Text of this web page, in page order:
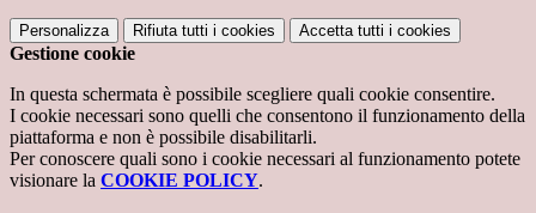
Personalizza Rifiuta tutti i cookies Accetta tutti i cookies
Gestione cookie
In questa schermata è possibile scegliere quali cookie consentire.
I cookie necessari sono quelli che consentono il funzionamento della
piattaforma e non è possibile disabilitarli.
Per conoscere quali sono i cookie necessari al funzionamento potete
visionare la COOKIE POLICY.